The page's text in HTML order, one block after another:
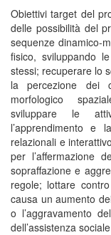
Obiettivi target del
delle possibilità del
sequenze dinamico-
fisico, sviluppando
stessi; recuperare lo
la percezione dei
morfologico
sviluppare le
l’apprendimento e
relazionali e
per l’affermazione
sopraffazione e
regole; lottare
causa un aumento
o l’aggravamento
dell’assistenza